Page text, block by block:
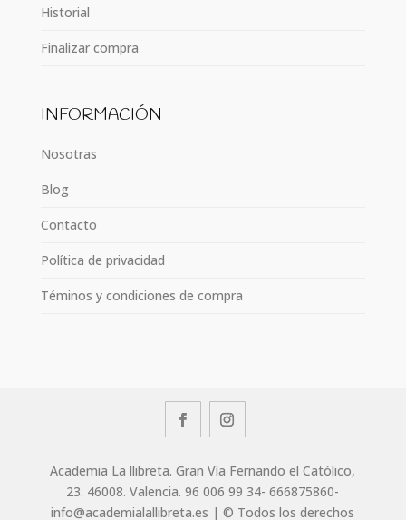
Historial
Finalizar compra
INFORMACIÓN
Nosotras
Blog
Contacto
Política de privacidad
Téminos y condiciones de compra
Academia La llibreta. Gran Vía Fernando el Católico,
23. 46008. Valencia. 96 006 99 34- 666875860-
info@academialallibreta.es | © Todos los derechos